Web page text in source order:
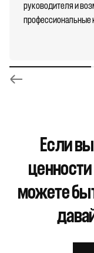
руководителя и
профессиональные
Если
можете